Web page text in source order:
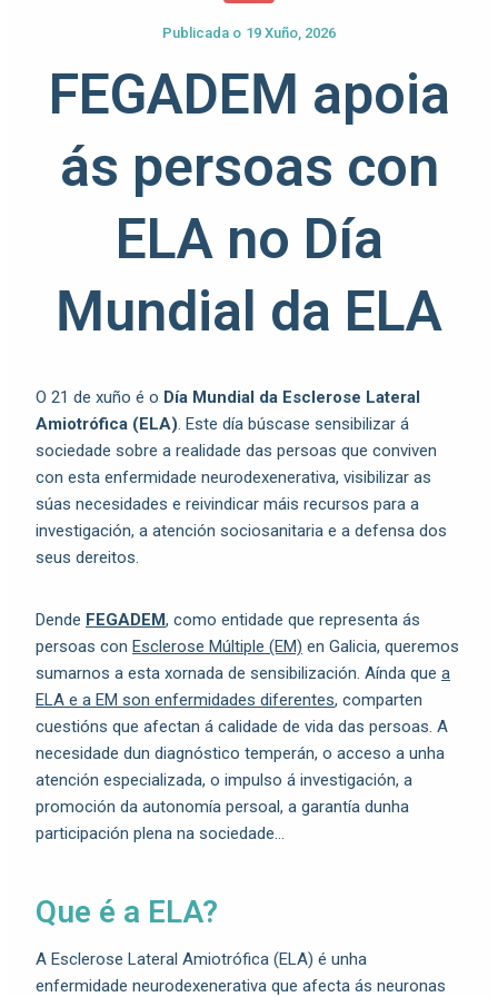
Publicada o 19 Xuño, 2026
FEGADEM apoia
ás persoas con
ELA no Día
Mundial da ELA
O 21 de xuño é o Día Mundial da Esclerose Lateral
Amiotrófica (ELA). Este día búscase sensibilizar á
sociedade sobre a realidade das persoas que conviven
con esta enfermidade neurodexenerativa, visibilizar as
súas necesidades e reivindicar máis recursos para a
investigación, a atención sociosanitaria e a defensa dos
seus dereitos.
Dende FEGADEM, como entidade que representa ás
persoas con Esclerose Múltiple (EM) en Galicia, queremos
sumarnos a esta xornada de sensibilización. Aínda que a
ELA e a EM son enfermidades diferentes, comparten
cuestións que afectan á calidade de vida das persoas. A
necesidade dun diagnóstico temperán, o acceso a unha
atención especializada, o impulso á investigación, a
promoción da autonomía persoal, a garantía dunha
participación plena na sociedade…
Que é a ELA?
A Esclerose Lateral Amiotrófica (ELA) é unha
enfermidade neurodexenerativa que afecta ás neuronas